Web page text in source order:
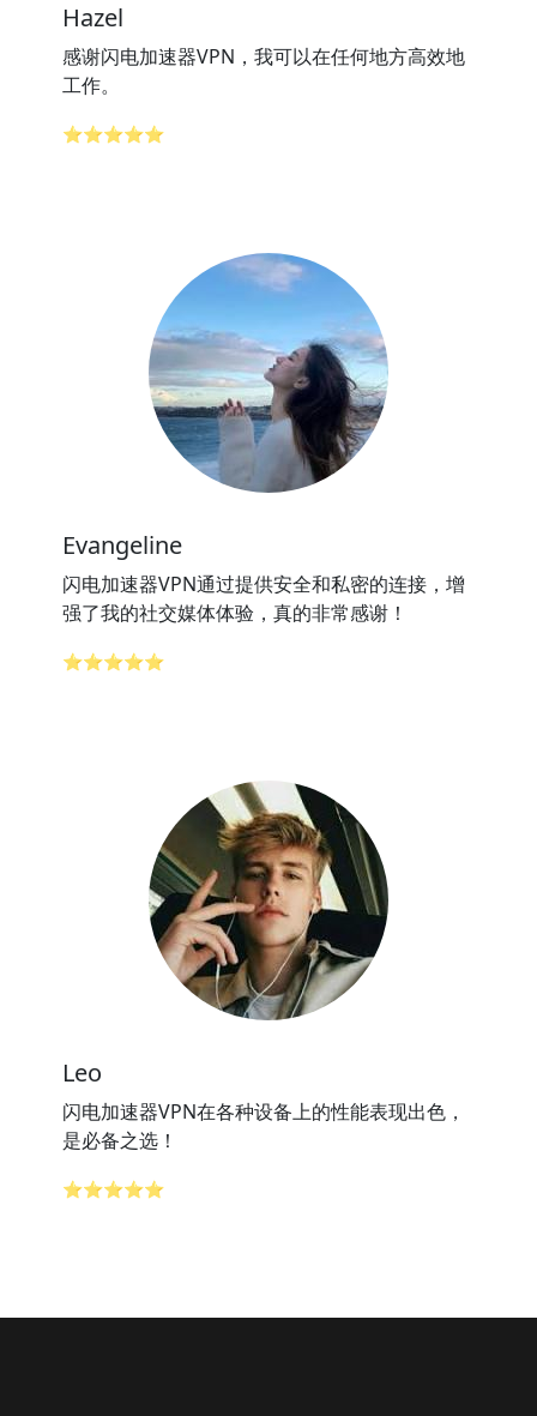
Hazel
感谢闪电加速器VPN，我可以在任何地方高效地
工作。
⭐⭐⭐⭐⭐
Evangeline
闪电加速器VPN通过提供安全和私密的连接，增
强了我的社交媒体体验，真的非常感谢！
⭐⭐⭐⭐⭐
Leo
闪电加速器VPN在各种设备上的性能表现出色，
是必备之选！
⭐⭐⭐⭐⭐